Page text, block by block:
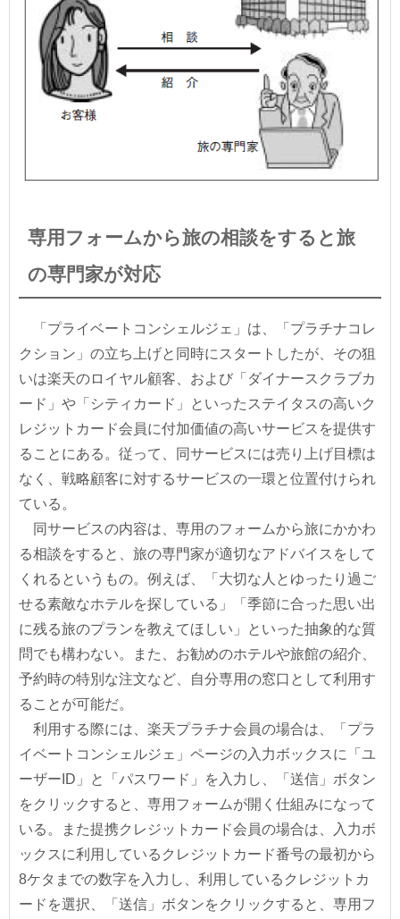
専用フォームから旅の相談をすると旅
の専門家が対応
「プライベートコンシェルジェ」は、「プラチナコレ
クション」の立ち上げと同時にスタートしたが、その狙
いは楽天のロイヤル顧客、および「ダイナースクラブカ
ード」や「シティカード」といったステイタスの高いク
レジットカード会員に付加価値の高いサービスを提供す
ることにある。従って、同サービスには売り上げ目標は
なく、戦略顧客に対するサービスの一環と位置付けられ
ている。
同サービスの内容は、専用のフォームから旅にかかわ
る相談をすると、旅の専門家が適切なアドバイスをして
くれるというもの。例えば、「大切な人とゆったり過ご
せる素敵なホテルを探している」「季節に合った思い出
に残る旅のプランを教えてほしい」といった抽象的な質
問でも構わない。また、お勧めのホテルや旅館の紹介、
予約時の特別な注文など、自分専用の窓口として利用す
ることが可能だ。
利用する際には、楽天プラチナ会員の場合は、「プラ
イベートコンシェルジェ」ページの入力ボックスに「ユ
ーザーID」と「パスワード」を入力し、「送信」ボタン
をクリックすると、専用フォームが開く仕組みになって
いる。また提携クレジットカード会員の場合は、入力ボ
ックスに利用しているクレジットカード番号の最初から
8ケタまでの数字を入力し、利用しているクレジットカ
ードを選択、「送信」ボタンをクリックすると、専用フ